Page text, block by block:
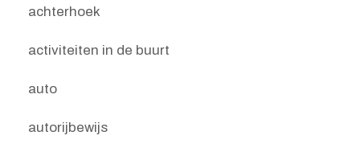
achterhoek
activiteiten in de buurt
auto
autorijbewijs